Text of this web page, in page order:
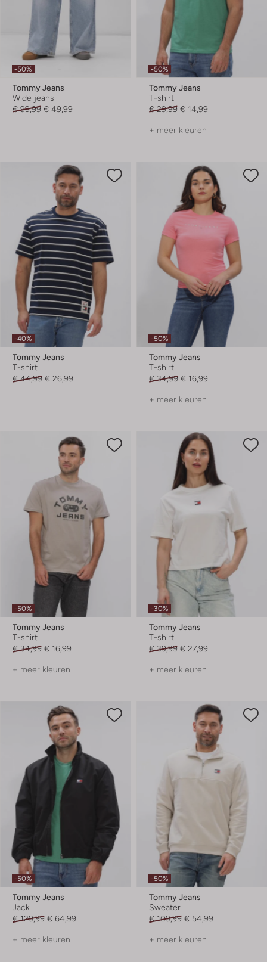
-50%
Tommy Jeans
Wide jeans
€ 99,99 € 49,99
-50%
Tommy Jeans
T-shirt
€ 29,99 € 14,99
+ meer kleuren
-40%
Tommy Jeans
T-shirt
€ 44,99 € 26,99
-50%
Tommy Jeans
T-shirt
€ 34,99 € 16,99
+ meer kleuren
-50%
Tommy Jeans
T-shirt
€ 34,99 € 16,99
+ meer kleuren
-30%
Tommy Jeans
T-shirt
€ 39,99 € 27,99
+ meer kleuren
-50%
Tommy Jeans
Jack
€ 129,99 € 64,99
+ meer kleuren
-50%
Tommy Jeans
Sweater
€ 109,99 € 54,99
+ meer kleuren